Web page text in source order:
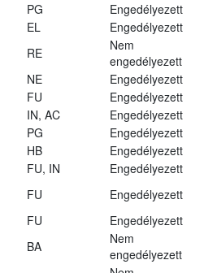
PG
Engedélyezett
EL
Engedélyezett
RE
Nem
engedélyezett
NE
Engedélyezett
FU
Engedélyezett
IN, AC
Engedélyezett
PG
Engedélyezett
HB
Engedélyezett
FU, IN
Engedélyezett
FU
Engedélyezett
FU
Engedélyezett
BA
Nem
engedélyezett